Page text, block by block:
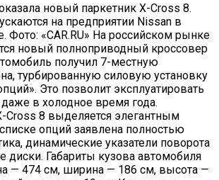
новый паркетник X-Cross 8.
на предприятии Nissan в
Фото: «CAR.RU» На российском рынке
новый полноприводный кроссовер
получил 7-местную
турбированную силовую установку
Это позволит эксплуатировать
в холодное время года.
Cross 8 выделяется элегантным
опций заявлена полностью
динамические указатели поворота
диски. Габариты кузова автомобиля
— 474 см, ширина — 186 см, высота —